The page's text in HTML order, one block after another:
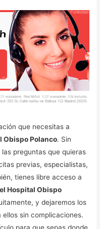
que necesitas a
Obispo Polanco. Sin
preguntas que quieras
previas, especialistas,
tienes libre acceso a
Hospital Obispo
y dejaremos los
sin complicaciones.